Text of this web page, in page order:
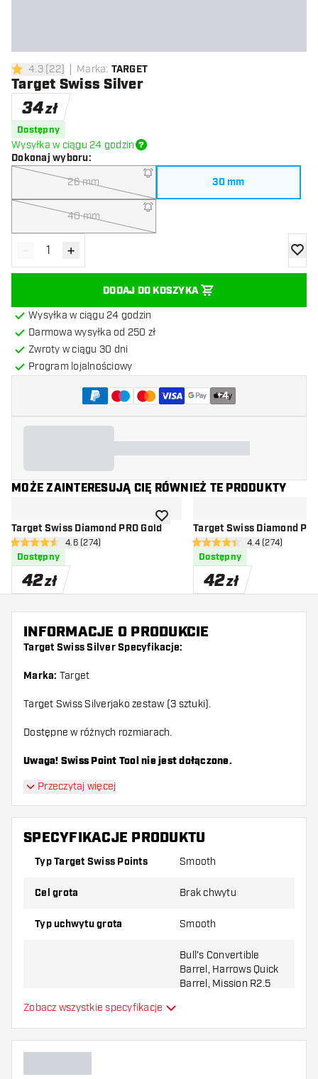
4.3 gwiazdki oceny
4.3[22] Marka: TARGET
Target Swiss Silver
34zł
Dostępny
Wysyłka w ciągu 24 godzin
Dokonaj wyboru:
26 mm 30 mm
40 mm
Zmniejsz ilość
- Zwiększ ilość
+
DODAJ DO KOSZYKA
Wysyłka w ciągu 24 godzin
Darmowa wysyłka od 250 zł
Zwroty w ciągu 30 dni
Program lojalnościowy
+4
MOŻE ZAINTERESUJĄ CIĘ RÓWNIEŻ TE PRODUKTY
Target Swiss Diamond PRO Gold
otwórz panel recenzji
4.6 gwiazdki oceny
4.6 (274)
Dostępny
42zł
dodaj do listy życzeń
Target Swiss Diamond
otwórz panel
4.4 gwiazdki oceny
4.4 (274)
Dostępny
42zł
INFORMACJE O PRODUKCIE
Target Swiss Silver Specyfikacje:
Marka: Target
Target Swiss Silverjako zestaw (3 sztuki).
Dostępne w różnych rozmiarach.
Uwaga! Swiss Point Tool nie jest dołączone.
Przeczytaj więcej
SPECYFIKACJE PRODUKTU
Typ Target Swiss Points Smooth
Cel grota Brak chwytu
Typ uchwytu grota Smooth
Bull's Convertible
Barrel, Harrows Quick
Barrel, Mission R2.5
Swiss Barrel, Winmau
Switch Barrel
Forma grota
Zobacz wszystkie specyfikacje